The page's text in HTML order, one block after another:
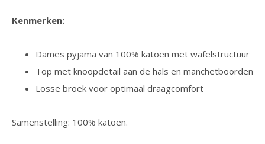
Kenmerken:
Dames pyjama van 100% katoen met wafelstructuur
Top met knoopdetail aan de hals en manchetboorden
Losse broek voor optimaal draagcomfort
Samenstelling: 100% katoen.